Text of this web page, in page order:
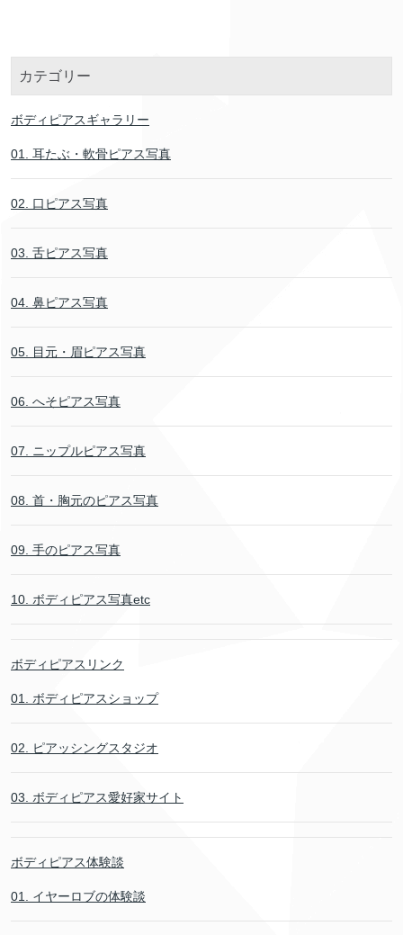
カテゴリー
ボディピアスギャラリー
01. 耳たぶ・軟骨ピアス写真
02. 口ピアス写真
03. 舌ピアス写真
04. 鼻ピアス写真
05. 目元・眉ピアス写真
06. へそピアス写真
07. ニップルピアス写真
08. 首・胸元のピアス写真
09. 手のピアス写真
10. ボディピアス写真etc
ボディピアスリンク
01. ボディピアスショップ
02. ピアッシングスタジオ
03. ボディピアス愛好家サイト
ボディピアス体験談
01. イヤーロブの体験談